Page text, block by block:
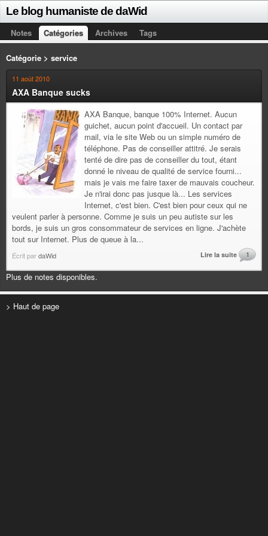
Le blog humaniste de daWid
Notes Catégories Archives Tags
Catégorie > service
11 août 2010
AXA Banque sucks
AXA Banque, banque 100% Internet. Aucun
guichet, aucun point d'accueil. Un contact par
mail, via le site Web ou un simple numéro de
téléphone. Pas de conseiller attitré. Je serais
tenté de dire pas de conseiller du tout, étant
donné le niveau de qualité de service fourni...
mais je vais me faire taxer de mauvais coucheur.
Je n'irai donc pas jusque là... Les services
Internet, c'est bien. C'est bien pour ceux qui ne
veulent parler à personne. Comme je suis un peu autiste sur les
bords, je suis un gros consommateur de services en ligne. J'achète
tout sur Internet. Plus de queue à la...
Écrit pardaWid Lire la suite 1
Plus de notes disponibles.
> Haut de page